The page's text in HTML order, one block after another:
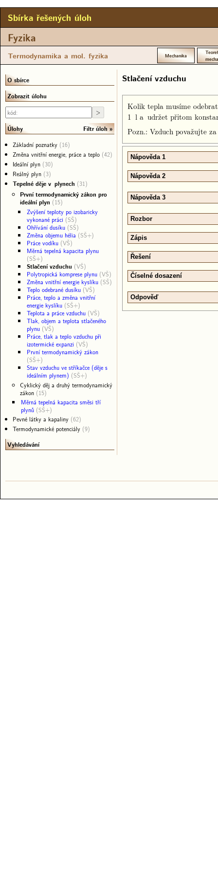
Sbírka řešených úloh
Fyzika
Termodynamika a mol. fyzika Mechanika
Stlačení vzduchu
Kolik tepla musíme
1 l a udržet přitom
Pozn.: Vzduch považujte
Nápověda 1
Nápověda 2
Nápověda 3
Rozbor
Zápis
Řešení
Číselné dosazení
Odpověď
O sbírce
Zobrazit úlohu
Úlohy
Filtr úloh
Základní poznatky (16)
Změna vnitřní energie, práce a teplo (42)
Ideální plyn (30)
Reálný plyn (3)
Tepelné děje v plynech (31)
První termodynamický zákon pro
ideální plyn (15)
Zvýšení teploty po izobaricky
vykonané práci (SŠ)
Ohřívání dusíku (SŠ)
Změna objemu hélia (SŠ+)
Práce vodíku (VŠ)
Měrná tepelná kapacita plynu
(SŠ+)
Stlačení vzduchu (VŠ)
Polytropická komprese plynu (VŠ)
Změna vnitřní energie kyslíku (SŠ)
Teplo odebrané dusíku (VŠ)
Práce, teplo a změna vnitřní
energie kyslíku (SŠ+)
Teplota a práce vzduchu (VŠ)
Tlak, objem a teplota stlačeného
plynu (VŠ)
Práce, tlak a teplo vzduchu při
izotermické expanzi (VŠ)
První termodynamický zákon
(SŠ+)
Stav vzduchu ve stříkačce (děje s
ideálním plynem) (SŠ+)
Cyklický děj a druhý termodynamický
zákon (15)
Měrná tepelná kapacita směsi tří
plynů (SŠ+)
Pevné látky a kapaliny (62)
Termodynamické potenciály (9)
Vyhledávání